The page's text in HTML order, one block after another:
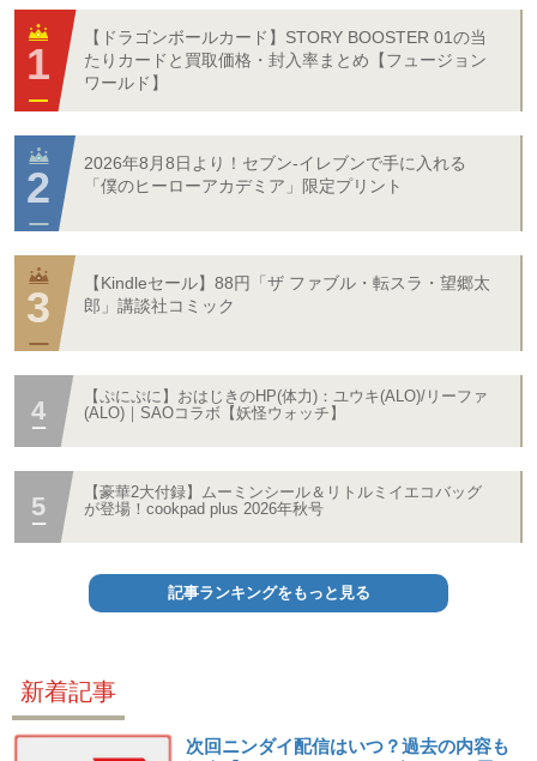
【ドラゴンボールカード】STORY BOOSTER 01の当
たりカードと買取価格・封入率まとめ【フュージョン
ワールド】
2026年8月8日より！セブン‐イレブンで手に入れる
「僕のヒーローアカデミア」限定プリント
【Kindleセール】88円「ザ ファブル・転スラ・望郷太
郎」講談社コミック
【ぷにぷに】おはじきのHP(体力)：ユウキ(ALO)/リーファ
(ALO)｜SAOコラボ【妖怪ウォッチ】
【豪華2大付録】ムーミンシール＆リトルミイエコバッグ
が登場！cookpad plus 2026年秋号
記事ランキングをもっと見る
新着記事
次回ニンダイ配信はいつ？過去の内容も